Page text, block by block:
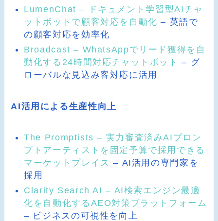
LumenChat – ドキュメント学習型AIチャ
ットボットで顧客対応を自動化 – 英語で
の顧客対応を効率化
Broadcast – WhatsAppでリード獲得を自
動化する24時間対応チャットボット – グ
ローバルな見込み客対応に活用
AI活用による生産性向上
The Promptists – 実力審査済みAIプロン
プトアーティストを固定予算で採用できる
マーケットプレイス – AI活用の専門家を
採用
Clarity Search AI – AI検索エンジン最適
化を自動化するAEO対策プラットフォーム
– ビジネスの可視性を向上